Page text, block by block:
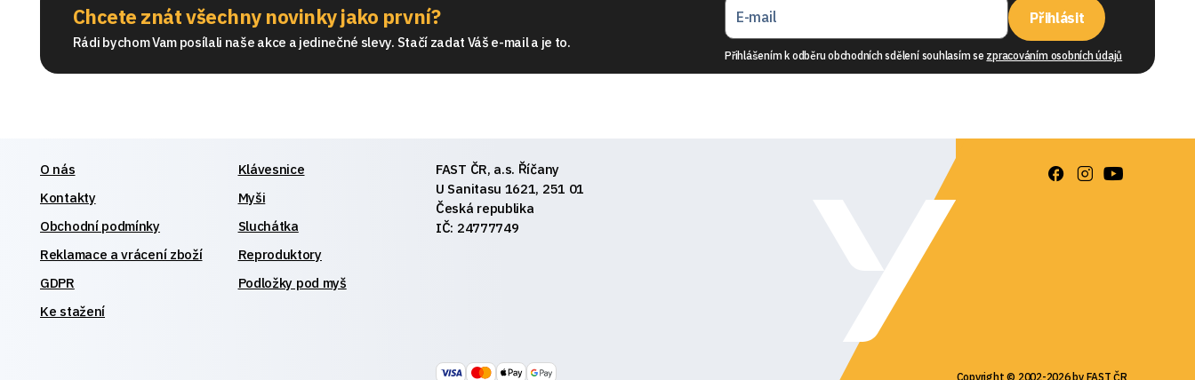
Chcete znát všechny novinky jako první?
Rádi bychom Vam posílali naše akce a jedinečné slevy. Stačí zadat Váš e-mail a je to.
Přihlásit
Přihlášením k odběru obchodních sdělení souhlasím se zpracováním osobních údajů
O nás
Kontakty
Obchodní podmínky
Reklamace a vrácení zboží
GDPR
Ke stažení
Klávesnice
Myši
Sluchátka
Reproduktory
Podložky pod myš
FAST ČR, a.s. Říčany
U Sanitasu 1621, 251 01
Česká republika
IČ: 24777749
Copyright © 2002-2026 by FAST ČR